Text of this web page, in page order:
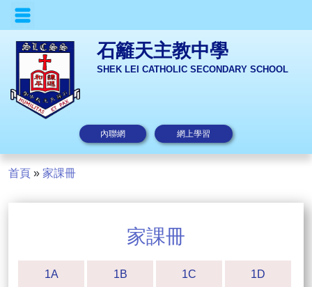
石籬天主教中學
SHEK LEI CATHOLIC SECONDARY SCHOOL
內聯網 網上學習
首頁 » 家課冊
家課冊
1A 1B 1C 1D